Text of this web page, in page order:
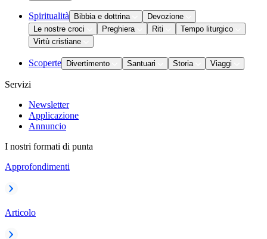
Spiritualità Bibbia e dottrina
Devozione
Le nostre croci
Preghiera Riti
Tempo liturgico
Virtù cristiane
Scoperte Divertimento Santuari Storia Viaggi
Servizi
Newsletter
Applicazione
Annuncio
I nostri formati di punta
Approfondimenti
Articolo